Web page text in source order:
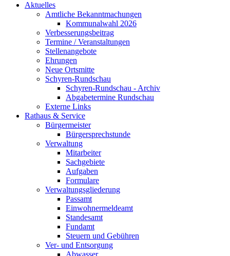
Aktuelles
Amtliche Bekanntmachungen
Kommunalwahl 2026
Verbesserungsbeitrag
Termine / Veranstaltungen
Stellenangebote
Ehrungen
Neue Ortsmitte
Schyren-Rundschau
Schyren-Rundschau - Archiv
Abgabetermine Rundschau
Externe Links
Rathaus & Service
Bürgermeister
Bürgersprechstunde
Verwaltung
Mitarbeiter
Sachgebiete
Aufgaben
Formulare
Verwaltungsgliederung
Passamt
Einwohnermeldeamt
Standesamt
Fundamt
Steuern und Gebühren
Ver- und Entsorgung
Abwasser